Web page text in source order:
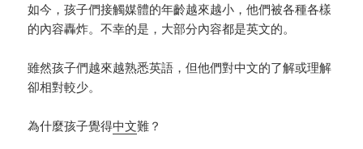
如今，孩子們接觸媒體的年齡越來越小，他們被各種各樣
的內容轟炸。不幸的是，大部分內容都是英文的。
雖然孩子們越來越熟悉英語，但他們對中文的了解或理解
卻相對較少。
為什麼孩子覺得中文難？